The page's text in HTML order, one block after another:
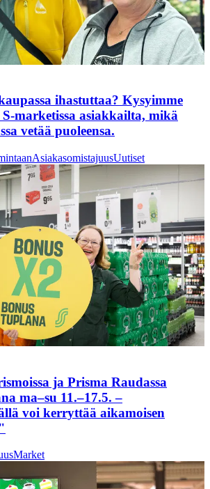
ihastuttaa? Kysyimme
S-marketissa asiakkailta, mikä
vetää puoleensa.
AsiakasomistajuusUutiset
ja Prisma Raudassa
ma–su 11.–17.5. –
voi kerryttää aikamoisen
Market